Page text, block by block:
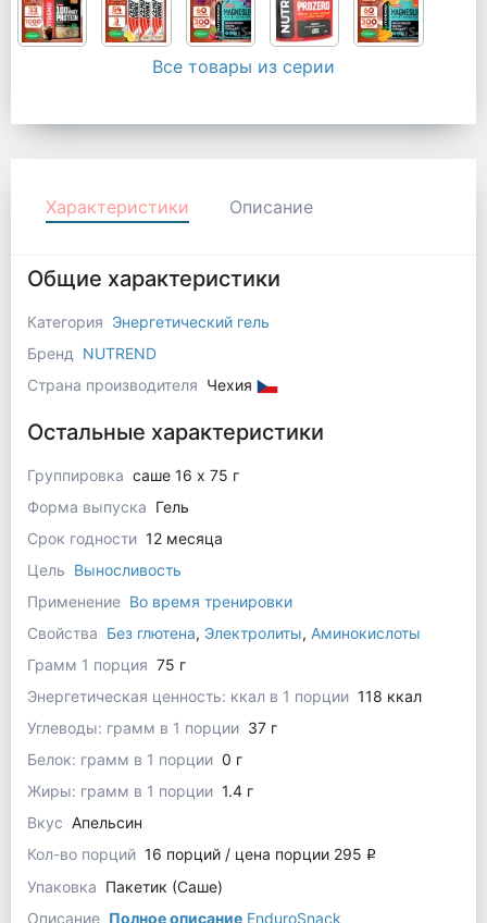
Все товары из серии
Характеристики Описание
Общие характеристики
Категория Энергетический гель
Бренд
NUTREND
Страна производителя Чехия
Остальные характеристики
Группировка саше 16 x 75 г
Форма выпуска Гель
Срок годности 12 месяца
Цель Выносливость
Применение Во время тренировки
Свойства Без глютена, Электролиты, Аминокислоты
Грамм 1 порция 75 г
Энергетическая ценность: ккал в 1 порции 118 ккал
Углеводы: грамм в 1 порции 37 г
Белок: грамм в 1 порции 0 г
Жиры: грамм в 1 порции 1.4 г
Вкус Апельсин
Кол-во порций 16 порций / цена порции 295 q
Упаковка Пакетик (Саше)
Описание Полное описаниеEnduroSnack